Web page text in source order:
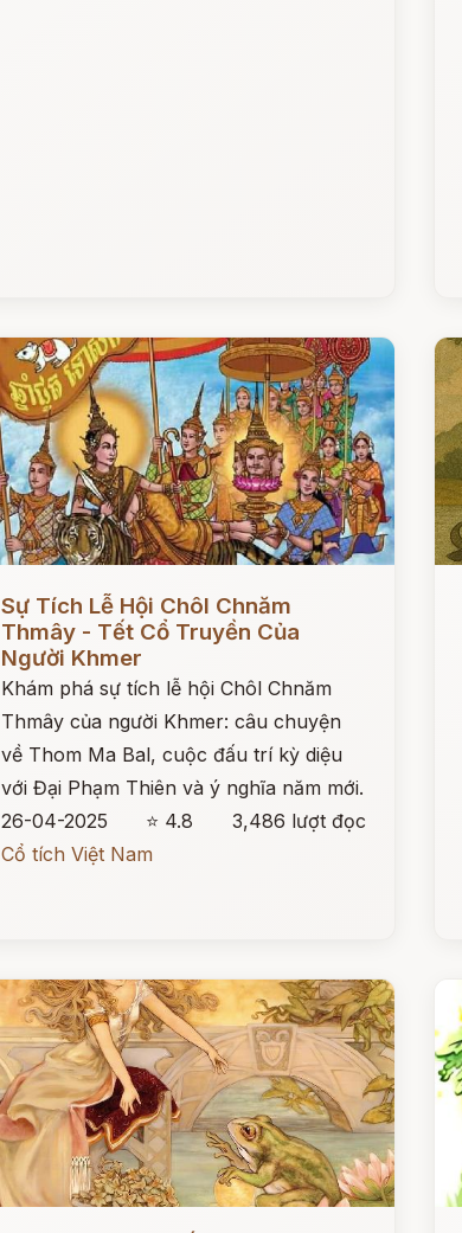
Sự Tích Lễ Hội Chôl Chnăm
Thmây - Tết Cổ Truyền Của
Người Khmer
Khám phá sự tích lễ hội Chôl Chnăm
Thmây của người Khmer: câu chuyện
về Thom Ma Bal, cuộc đấu trí kỳ diệu
với Đại Phạm Thiên và ý nghĩa năm mới.
26-04-2025
⭐ 4.8
3,486 lượt đọc
Cổ tích Việt Nam